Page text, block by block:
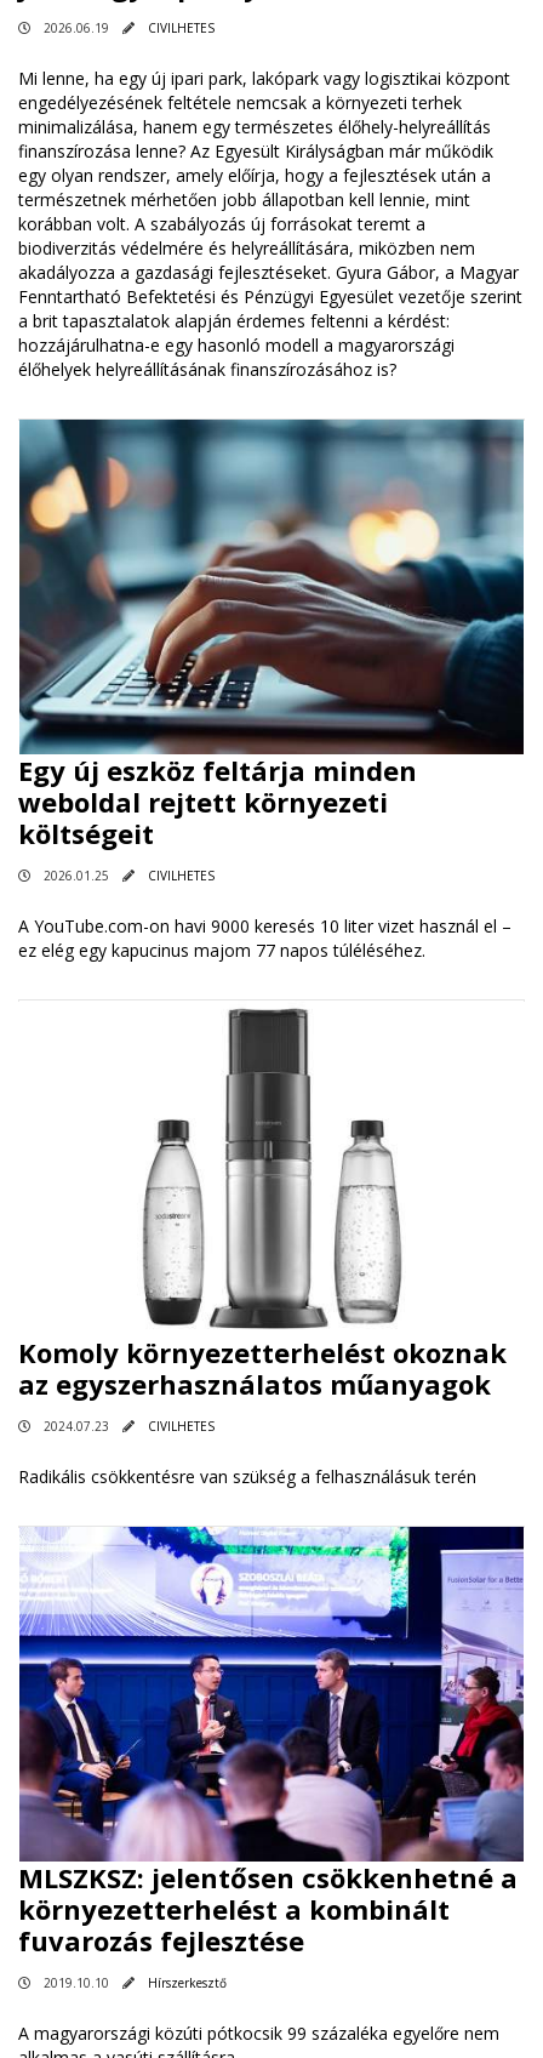
2026.06.19 CIVILHETES
Mi lenne, ha egy új ipari park, lakópark vagy logisztikai központ
engedélyezésének feltétele nemcsak a környezeti terhek
minimalizálása, hanem egy természetes élőhely-helyreállítás
finanszírozása lenne? Az Egyesült Királyságban már működik
egy olyan rendszer, amely előírja, hogy a fejlesztések után a
természetnek mérhetően jobb állapotban kell lennie, mint
korábban volt. A szabályozás új forrásokat teremt a
biodiverzitás védelmére és helyreállítására, miközben nem
akadályozza a gazdasági fejlesztéseket. Gyura Gábor, a Magyar
Fenntartható Befektetési és Pénzügyi Egyesület vezetője szerint
a brit tapasztalatok alapján érdemes feltenni a kérdést:
hozzájárulhatna-e egy hasonló modell a magyarországi
élőhelyek helyreállításának finanszírozásához is?
Egy új eszköz feltárja minden
weboldal rejtett környezeti
költségeit
2026.01.25 CIVILHETES
A YouTube.com-on havi 9000 keresés 10 liter vizet használ el –
ez elég egy kapucinus majom 77 napos túléléséhez.
Komoly környezetterhelést okoznak
az egyszerhasználatos műanyagok
2024.07.23 CIVILHETES
Radikális csökkentésre van szükség a felhasználásuk terén
MLSZKSZ: jelentősen csökkenhetné a
környezetterhelést a kombinált
fuvarozás fejlesztése
2019.10.10 Hírszerkesztő
A magyarországi közúti pótkocsik 99 százaléka egyelőre nem